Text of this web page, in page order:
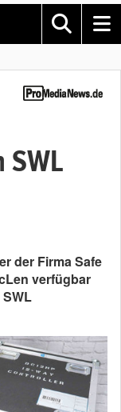
der Firma Safe
verfügbar